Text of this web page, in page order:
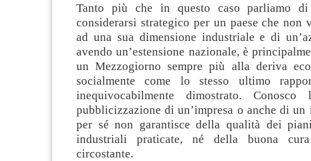
Tanto più che in questo caso parliamo
considerarsi strategico per un paese che non
ad una sua dimensione industriale e di
avendo un’estensione nazionale, è
un Mezzogiorno sempre più alla deriva
socialmente come lo stesso ultimo
inequivocabilmente dimostrato. Conosco
pubblicizzazione di un’impresa o anche di un
per sé non garantisce della qualità dei
industriali praticate, né della buona
circostante.